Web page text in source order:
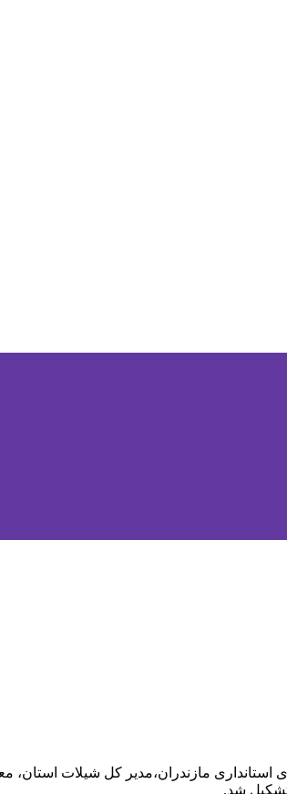
مازندران،مدیر کل شیلات استان،